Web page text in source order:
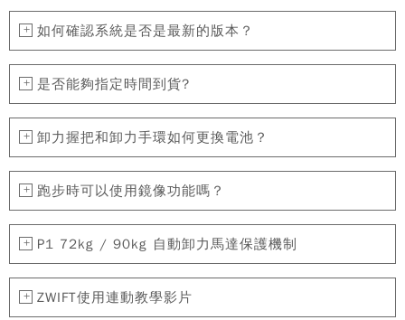
如何確認系統是否是最新的版本？
是否能夠指定時間到貨?
卸力握把和卸力手環如何更換電池？
跑步時可以使用鏡像功能嗎？
P1 72kg / 90kg 自動卸力馬達保護機制
ZWIFT使用連動教學影片